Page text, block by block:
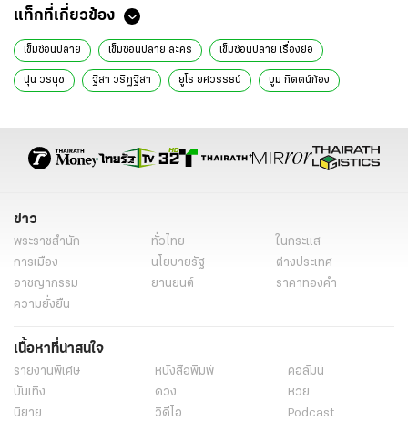
แท็กที่เกี่ยวข้อง
เข็มซ่อนปลาย เข็มซ่อนปลาย ละคร เข็มซ่อนปลาย เรื่องย่อ
นุ่น วรนุช ฐิสา วริฏฐิสา ยูโร ยศวรรธน์ บูม กิตตน์ก้อง
ข่าว
พระราชสำนัก ทั่วไทย
ในกระแส
การเมือง
นโยบายรัฐ
ต่างประเทศ
อาชญากรรม
ยานยนต์
ราคาทองคำ
ความยั่งยืน
เนื้อหาที่น่าสนใจ
รายงานพิเศษ หนังสือพิมพ์
คอลัมน์
บันเทิง
ดวง
หวย
นิยาย
วิดีโอ
Podcast